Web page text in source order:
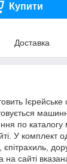
Купити
Доставка
Ієрейське
по
У комплект
сайті